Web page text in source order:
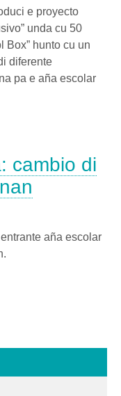
e proyecto
unda cu 50
Box” hunto cu un
diferente
pa e aña escolar
cambio di
aña escolar